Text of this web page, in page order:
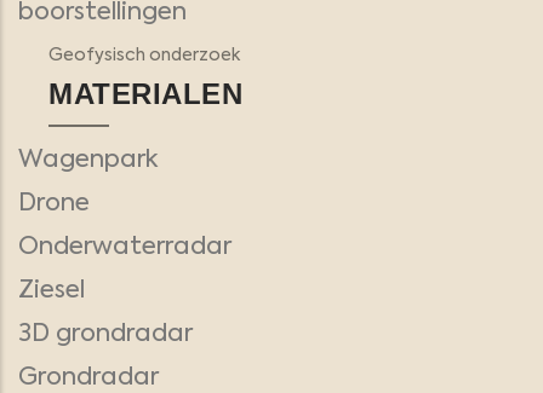
boorstellingen
Geofysisch onderzoek
MATERIALEN
Wagenpark
Drone
Onderwaterradar
Ziesel
3D grondradar
Grondradar